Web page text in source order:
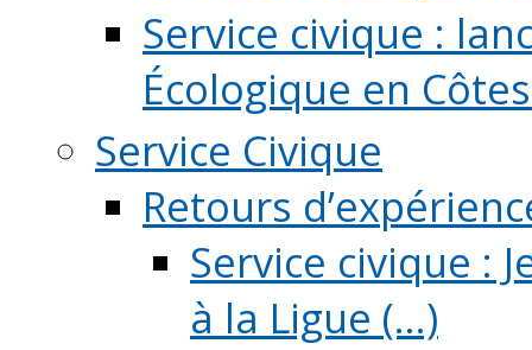
Service civique :
Écologique en
Service Civique
Retours
Service civique :
à la Ligue (...)